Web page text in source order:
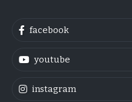
facebook
youtube
instagram